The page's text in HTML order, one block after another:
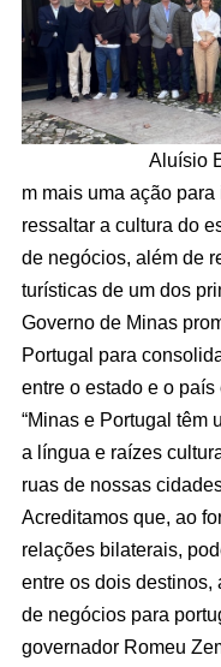
Aluísio
m mais uma ação
ressaltar a cultura do
de negócios, além de
turísticas de um dos
Governo de Minas
Portugal para
entre o estado e o país
“Minas e Portugal têm
a língua e raízes
ruas de nossas
Acreditamos que, ao
relações bilaterais,
entre os dois destinos,
de negócios para
governador Romeu